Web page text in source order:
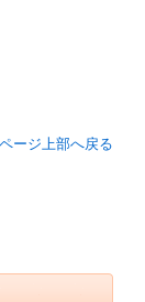
ページ上部へ戻る